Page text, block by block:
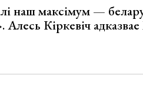
наш максімум —
Алесь Кіркевіч